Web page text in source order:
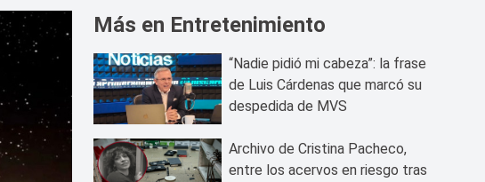
Más en Entretenimiento
“Nadie pidió mi cabeza”: la frase
de Luis Cárdenas que marcó su
despedida de MVS
Archivo de Cristina Pacheco,
entre los acervos en riesgo tras